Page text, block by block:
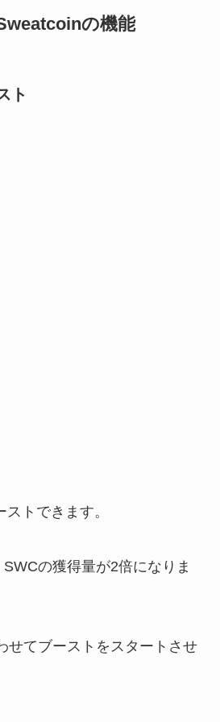
の機能
ト
トできます。
の獲得量が2倍になりま
せてブーストをスタートさせ